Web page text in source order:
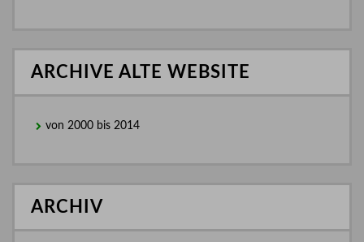
ARCHIVE ALTE WEBSITE
von 2000 bis 2014
ARCHIV